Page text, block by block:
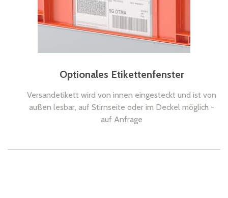
Optionales Etikettenfenster
Versandetikett wird von innen eingesteckt und ist von
außen lesbar, auf Stirnseite oder im Deckel möglich -
auf Anfrage